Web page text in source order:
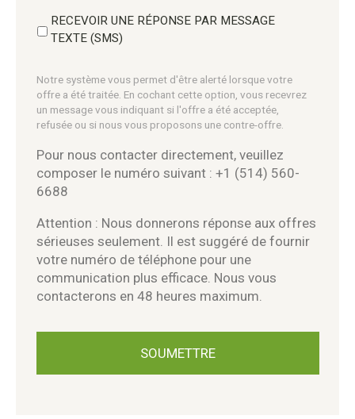
RECEVOIR UNE RÉPONSE PAR MESSAGE
TEXTE (SMS)
Notre système vous permet d'être alerté lorsque votre
offre a été traitée. En cochant cette option, vous recevrez
un message vous indiquant si l'offre a été acceptée,
refusée ou si nous vous proposons une contre-offre.
Pour nous contacter directement, veuillez
composer le numéro suivant : +1 (514) 560-
6688
Attention : Nous donnerons réponse aux offres
sérieuses seulement. Il est suggéré de fournir
votre numéro de téléphone pour une
communication plus efficace. Nous vous
contacterons en 48 heures maximum.